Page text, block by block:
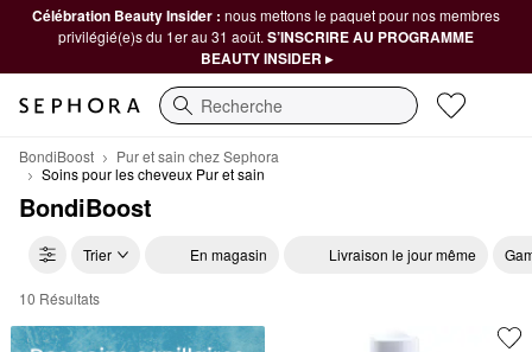
Célébration Beauty Insider : nous mettons le paquet pour nos membres
privilégié(e)s du 1er au 31 août. S’INSCRIRE AU PROGRAMME
BEAUTY INSIDER ▸
Recherche
BondiBoost
Pur et sain chez Sephora
Soins pour les cheveux Pur et sain
BondiBoost
Trier En magasin Livraison le jour même
BondiBoost Soins pour les cheveux Pur et sain
10 Résultats